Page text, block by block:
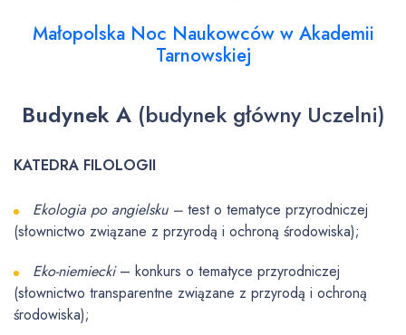
Małopolska Noc Naukowców w Akademii
Tarnowskiej
Budynek A(budynek główny Uczelni)
KATEDRA FILOLOGII
Ekologia po angielsku – test o tematyce przyrodniczej
(słownictwo związane z przyrodą i ochroną środowiska);
Eko-niemiecki– konkurs o tematyce przyrodniczej
(słownictwo transparentne związane z przyrodą i ochroną
środowiska);